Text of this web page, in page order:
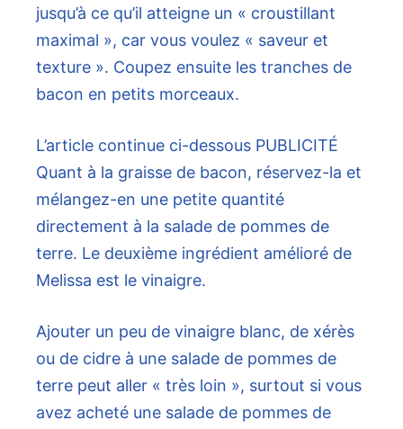
jusqu’à ce qu’il atteigne un « croustillant
maximal », car vous voulez « saveur et
texture ». Coupez ensuite les tranches de
bacon en petits morceaux.
L’article continue ci-dessous PUBLICITÉ
Quant à la graisse de bacon, réservez-la et
mélangez-en une petite quantité
directement à la salade de pommes de
terre. Le deuxième ingrédient amélioré de
Melissa est le vinaigre.
Ajouter un peu de vinaigre blanc, de xérès
ou de cidre à une salade de pommes de
terre peut aller « très loin », surtout si vous
avez acheté une salade de pommes de